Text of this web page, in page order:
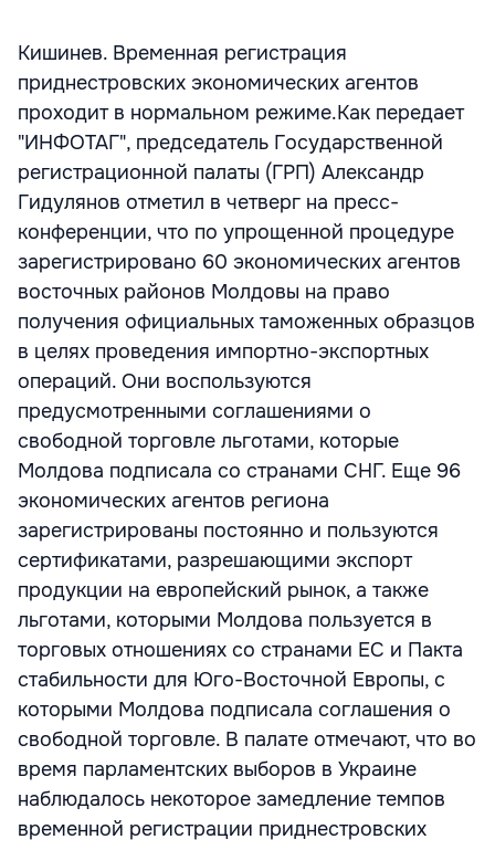
Кишинев. Временная регистрация
приднестровских экономических агентов
проходит в нормальном режиме.Как передает
"ИНФОТАГ", председатель Государственной
регистрационной палаты (ГРП) Александр
Гидулянов отметил в четверг на пресс-
конференции, что по упрощенной процедуре
зарегистрировано 60 экономических агентов
восточных районов Молдовы на право
получения официальных таможенных образцов
в целях проведения импортно-экспортных
операций. Они воспользуются
предусмотренными соглашениями о
свободной торговле льготами, которые
Молдова подписала со странами СНГ. Еще 96
экономических агентов региона
зарегистрированы постоянно и пользуются
сертификатами, разрешающими экспорт
продукции на европейский рынок, а также
льготами, которыми Молдова пользуется в
торговых отношениях со странами ЕС и Пакта
стабильности для Юго-Восточной Европы, с
которыми Молдова подписала соглашения о
свободной торговле. В палате отмечают, что во
время парламентских выборов в Украине
наблюдалось некоторое замедление темпов
временной регистрации приднестровских